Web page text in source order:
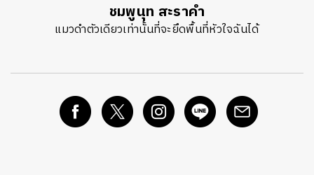
ชมพูนุท สะราคำ
แมวดำตัวเดียวเท่านั้นที่จะยึดพื้นที่หัวใจฉันได้